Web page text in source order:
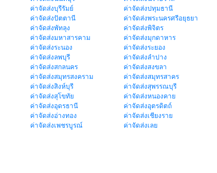
ค่าจัดส่งบุรีรัมย์ ค่าจัดส่งปทุมธานี
ค่าจัดส่งปัตตานี ค่าจัดส่งพระนครศรีอยุธยา
ค่าจัดส่งพัทลุง ค่าจัดส่งพิจิตร
ค่าจัดส่งมหาสารคาม ค่าจัดส่งมุกดาหาร
ค่าจัดส่งระนอง ค่าจัดส่งระยอง
ค่าจัดส่งลพบุรี ค่าจัดส่งลำปาง
ค่าจัดส่งสกลนคร ค่าจัดส่งสงขลา
ค่าจัดส่งสมุทรสงคราม ค่าจัดส่งสมุทรสาคร
ค่าจัดส่งสิงห์บุรี ค่าจัดส่งสุพรรณบุรี
ค่าจัดส่งสุโขทัย ค่าจัดส่งหนองคาย
ค่าจัดส่งอุดรธานี ค่าจัดส่งอุตรดิตถ์
ค่าจัดส่งอ่างทอง ค่าจัดส่งเชียงราย
ค่าจัดส่งเพชรบูรณ์ ค่าจัดส่งเลย